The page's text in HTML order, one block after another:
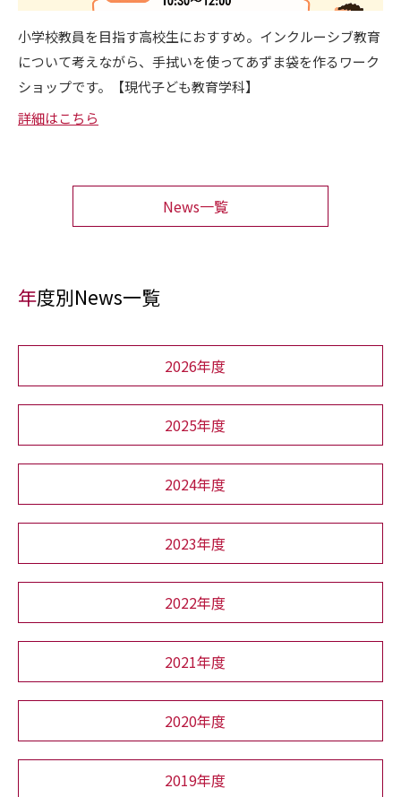
小学校教員を目指す高校生におすすめ。インクルーシブ教育
について考えながら、手拭いを使ってあずま袋を作るワーク
ショップです。【現代子ども教育学科】
詳細はこちら
News一覧
年度別News一覧
2026年度
2025年度
2024年度
2023年度
2022年度
2021年度
2020年度
2019年度